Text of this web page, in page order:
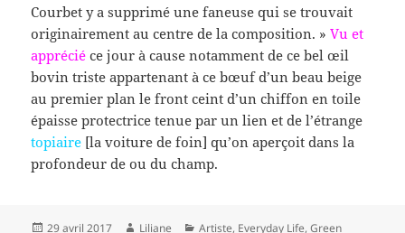
Courbet y a supprimé une faneuse qui se trouvait
originairement au centre de la composition. »Vu et
apprécié ce jour à cause notamment de ce bel œil
bovin triste appartenant à ce bœuf d’un beau beige
au premier plan le front ceint d’un chiffon en toile
épaisse protectrice tenue par un lien et de l’étrange
topiaire [la voiture de foin] qu’on aperçoit dans la
profondeur de ou du champ.
Publié
29 avril 2017 Auteur
Liliane Catégories
Artiste, Everyday Life,Green